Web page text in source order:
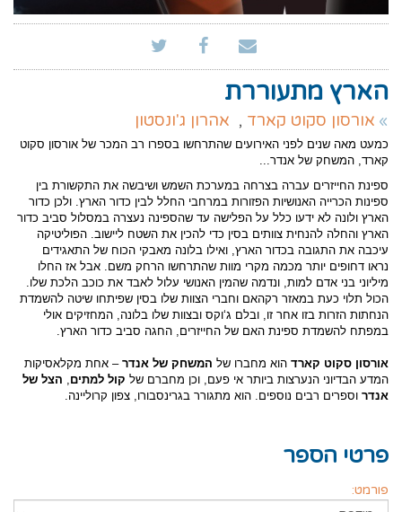
הארץ מתעוררת
אורסון סקוט קארד , אהרון ג'ונסטון
כמעט מאה שנים לפני האירועים שהתרחשו בספרו רב המכר של אורסון סקוט
קארד, המשחק של אנדר...
ספינת החייזרים עברה בצרחה במערכת השמש ושיבשה את התקשורת בין
ספינות הכרייה האנושיות הפזורות במרחבי החלל לבין כדור הארץ. ולכן כדור
הארץ ולונה לא ידעו כלל על הפלישה עד שהספינה נעצרה במסלול סביב כדור
הארץ והחלה להנחית צוותים בסין כדי להכין את השטח ליישוב. הפוליטיקה
עיכבה את התגובה בכדור הארץ, ואילו בלונה מאבקי הכוח של התאגידים
נראו דחופים יותר מכמה מקרי מוות שהתרחשו הרחק משם. אבל אז החלו
מיליוני בני אדם למות, ונדמה שהמין האנושי עלול לאבד את כוכב הלכת שלו.
הכול תלוי כעת במאזר רקהאם וחברי הצוות שלו בסין שפיתחו שיטה להשמדת
הנחתות הזרות בזו אחר זו, ובלם ג‘וקס ובצוות שלו בלונה, המחזיקים אולי
במפתח להשמדת ספינת האם של החייזרים, החגה סביב כדור הארץ.
אורסון סקוט קארד הוא מחברו של המשחק של אנדר – אחת מקלאסיקות
המדע הבדיוני הנערצות ביותר אי פעם, וכן מחברם של קול למתים
הצל של
אנדר וספרים רבים נוספים. הוא מתגורר בגרינסבורו, צפון קרוליינה.
פרטי הספר
פורמט: